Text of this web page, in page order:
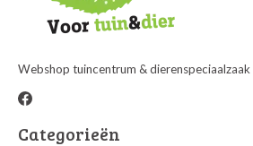
Webshop tuincentrum &
Categorieën